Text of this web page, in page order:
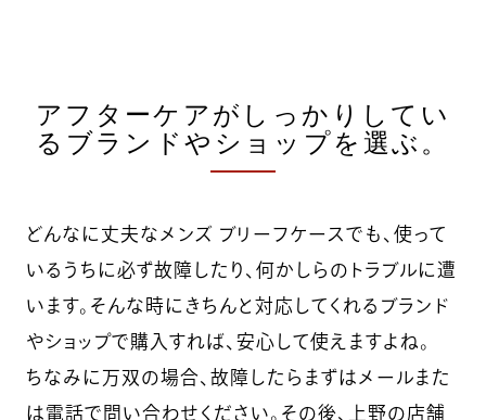
アフターケアがしっかりしてい
るブランドやショップを選ぶ。
どんなに丈夫なメンズ ブリーフケースでも、使って
いるうちに必ず故障したり、何かしらのトラブルに遭
います。そんな時にきちんと対応してくれるブランド
やショップで購入すれば、安心して使えますよね。
ちなみに万双の場合、故障したらまずはメールまた
は電話で問い合わせください。その後、上野の店舗